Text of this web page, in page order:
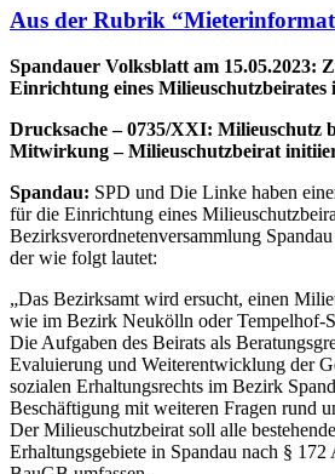
Aus der Rubrik
Spandauer Volksblatt am 15.05.2023:
Einrichtung eines Milieuschutzbeirates
Drucksache – 0735/XXI: Milieuschutz
Mitwirkung – Milieuschutzbeirat
Spandau: SPD und Die Linke haben
für die Einrichtung eines
Bezirksverordnetenversammlung
der wie folgt lautet:
„Das Bezirksamt wird ersucht, einen
wie im Bezirk Neukölln oder Tempelhof-
Die Aufgaben des Beirats als
Evaluierung und Weiterentwicklung der
sozialen Erhaltungsrechts im Bezirk
Beschäftigung mit weiteren Fragen rund
Der Milieuschutzbeirat soll alle
Erhaltungsgebiete in Spandau nach § 172